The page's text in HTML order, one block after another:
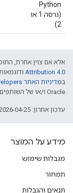
Python
(גרסה 1 או
2)
אלא אם צוין אחרת,
Attribution 4.0
במדיניות האתר Google Developers‏
Oracle ו/או של השותפים העצמאיים שלה.
עדכון אחרון: 2026-04-25 (שעון UTC).
מידע על המוצר
מגבלות שימוש
תמחור
תנאים והגבלות